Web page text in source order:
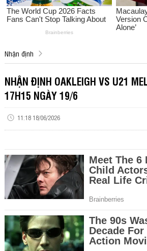
Nhận định
NHẬN ĐỊNH OAKLEIGH VS U21
17H15 NGÀY 19/6
11:18 18/06/2026